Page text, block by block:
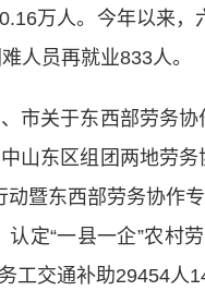
万人。今年以来
人员再就业833人。
关于东西部劳务协
山东区组团两地劳
暨东西部劳务协作
定“一县一企”农村
工交通补助29454人